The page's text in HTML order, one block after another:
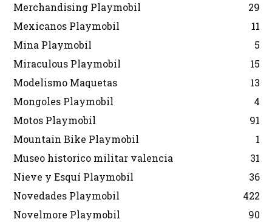
Merchandising Playmobil
29
Mexicanos Playmobil
11
Mina Playmobil
5
Miraculous Playmobil
15
Modelismo Maquetas
13
Mongoles Playmobil
4
Motos Playmobil
91
Mountain Bike Playmobil
1
Museo historico militar valencia
31
Nieve y Esquí Playmobil
36
Novedades Playmobil
422
Novelmore Playmobil
90